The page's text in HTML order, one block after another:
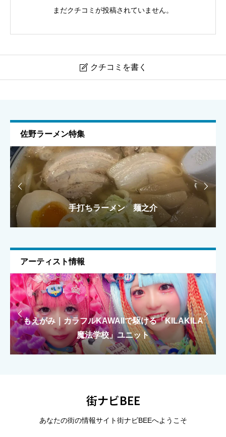
まだクチコミが投稿されていません。
 クチコミを書く
ニックネーム 任意
メールアドレス 任意
上に表示された文字を入力してください。
総合評価（★1〜5） 必須
佐野ラーメン特集
ラーメン雅
手打ちラーメン 麺之介
青竹手打佐野ラーメン 大関
ラーメン雅
手打ちラーメン 麺之介
 
アーティスト情報
大泉太鼓｜群馬県大泉町の創作和太鼓集団
もえがみ｜カラフルKAWAIIで駆ける「KILAKILA
魔法学校」ユニット
和太鼓白楽（はくら）｜群馬県桐生市の創作和太鼓
チーム
大泉太鼓｜群馬県大泉町の創作和太鼓集団
もえがみ｜カラフルKAWAIIで駆ける「KILAKILA
魔法学校」ユニット
 
街ナビBEE
あなたの街の情報サイト街ナビBEEへようこそ